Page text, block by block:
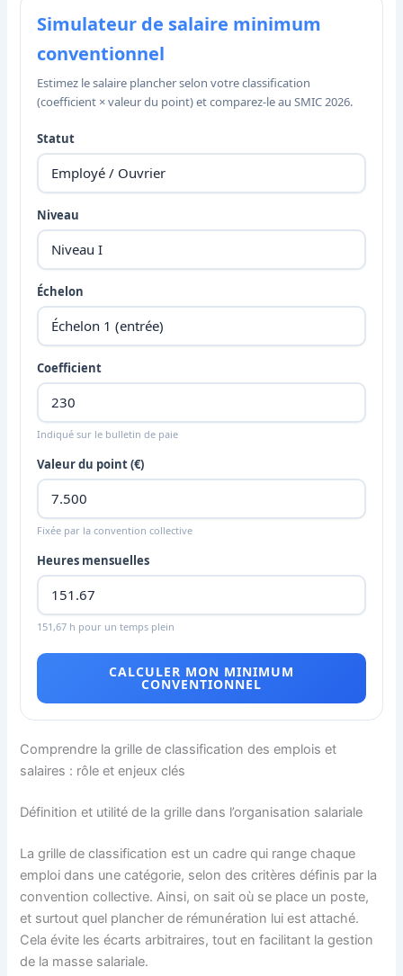
Simulateur de salaire minimum
conventionnel
Estimez le salaire plancher selon votre classification
(coefficient × valeur du point) et comparez-le au SMIC 2026.
Statut
Niveau
Échelon
Coefficient
Indiqué sur le bulletin de paie
Valeur du point (€)
Fixée par la convention collective
Heures mensuelles
151,67 h pour un temps plein
CALCULER MON MINIMUM
CONVENTIONNEL
Comprendre la grille de classification des emplois et
salaires : rôle et enjeux clés
Définition et utilité de la grille dans l’organisation salariale
La grille de classification est un cadre qui range chaque
emploi dans une catégorie, selon des critères définis par la
convention collective. Ainsi, on sait où se place un poste,
et surtout quel plancher de rémunération lui est attaché.
Cela évite les écarts arbitraires, tout en facilitant la gestion
de la masse salariale.